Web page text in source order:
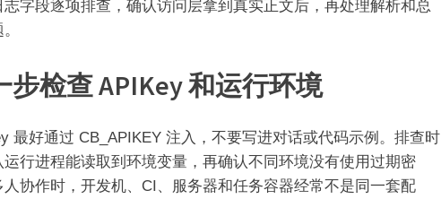
志字段逐项排查，确认访问层拿到真实正文后，再处理解析和总
步检查 APIKey 和运行环境
最好通过 CB_APIKEY 注入，不要写进对话或代码示例。排查时
运行进程能读取到环境变量，再确认不同环境没有使用过期密
人协作时，开发机、CI、服务器和任务容器经常不是同一套配